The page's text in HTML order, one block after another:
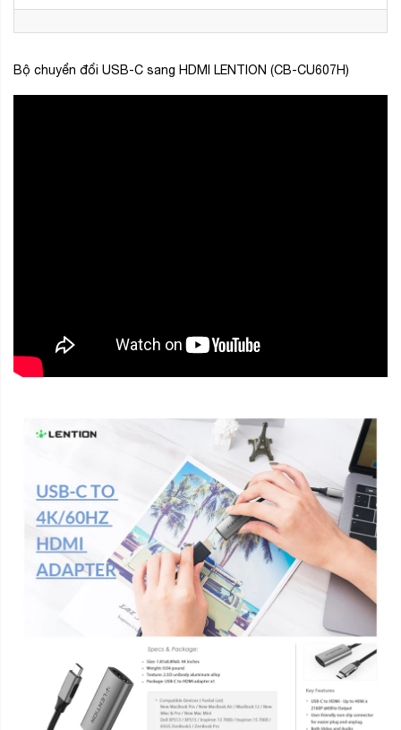
Bộ chuyển đổi USB-C sang HDMI LENTION (CB-CU607H)